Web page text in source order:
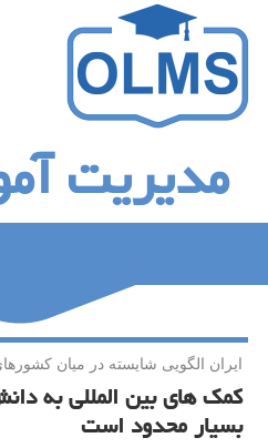
مدیریت
ایران الگویی شایسته در میان
كمك های بین المللی به
بسیار محدود است